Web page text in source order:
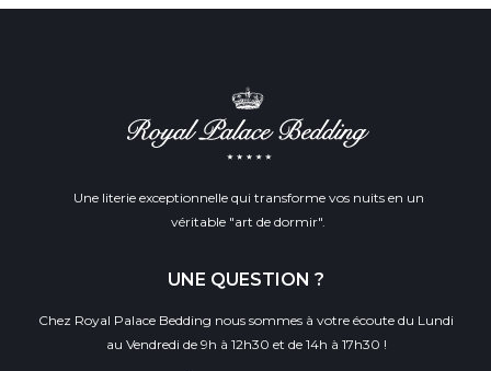
Une literie exceptionnelle qui transforme vos nuits en un
véritable "art de dormir".
UNE QUESTION ?
Chez Royal Palace Bedding nous sommes à votre écoute du Lundi
au Vendredi de 9h à 12h30 et de 14h à 17h30 !